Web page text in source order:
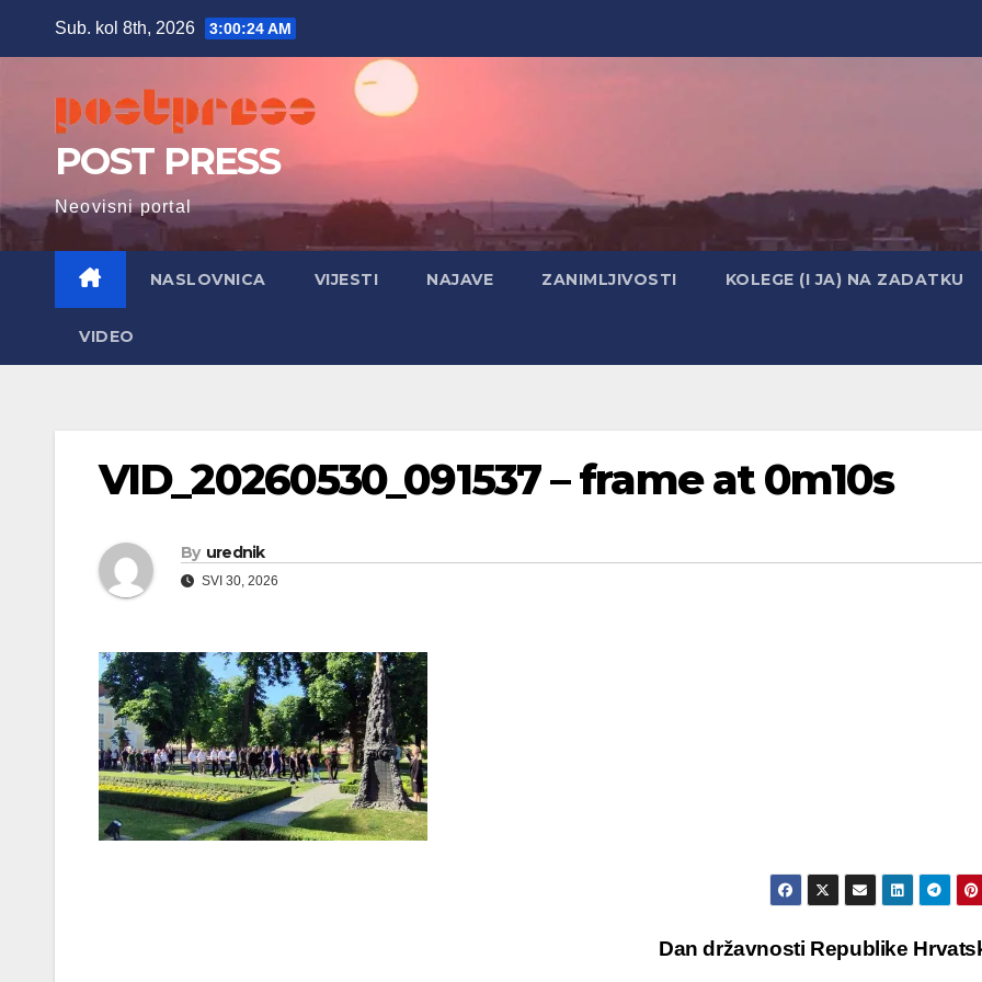
Sub. kol 8th, 2026 3:00:25 AM
POST PRESS
Neovisni portal
NASLOVNICA VIJESTI NAJAVE ZANIMLJIVOSTI KOLEGE (I JA) NA ZADATKU
VIDEO
VID_20260530_091537 – frame at 0m10s
By urednik
SVI 30, 2026
Dan državnosti Republike